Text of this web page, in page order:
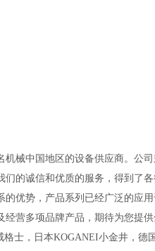
械中国地区的设备供应商。公
的诚信和优质的服务，得到了
优势，产品系列已经广泛的应
营多项品牌产品，期待为您提
士，日本KOGANEI小金井，德